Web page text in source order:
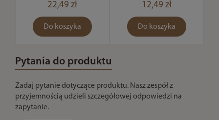
22,49 zł
Do koszyka
12,49 zł
Do koszyka
Pytania do produktu
Zadaj pytanie dotyczące produktu. Nasz zespół z
przyjemnością udzieli szczegółowej odpowiedzi na
zapytanie.